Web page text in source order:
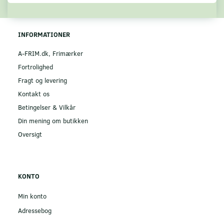
INFORMATIONER
A-FRIM.dk, Frimærker
Fortrolighed
Fragt og levering
Kontakt os
Betingelser & Vilkår
Din mening om butikken
Oversigt
KONTO
Min konto
Adressebog